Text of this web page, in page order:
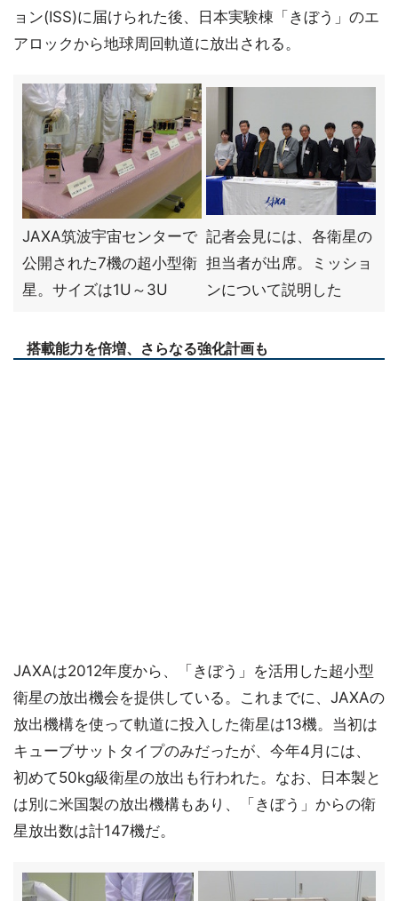
ョン(ISS)に届けられた後、日本実験棟「きぼう」のエ
アロックから地球周回軌道に放出される。
JAXA筑波宇宙センターで
公開された7機の超小型衛
星。サイズは1U～3U
記者会見には、各衛星の
担当者が出席。ミッショ
ンについて説明した
搭載能力を倍増、さらなる強化計画も
JAXAは2012年度から、「きぼう」を活用した超小型
衛星の放出機会を提供している。これまでに、JAXAの
放出機構を使って軌道に投入した衛星は13機。当初は
キューブサットタイプのみだったが、今年4月には、
初めて50kg級衛星の放出も行われた。なお、日本製と
は別に米国製の放出機構もあり、「きぼう」からの衛
星放出数は計147機だ。